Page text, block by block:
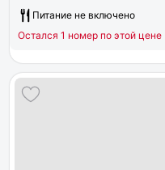
Питание не включено
Остался 1 номер по этой цене